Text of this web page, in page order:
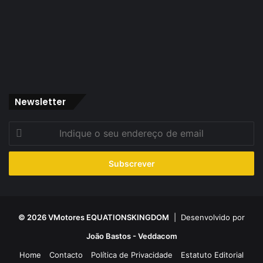
Newsletter
seu
de
© 2026 VMotores EQUATIONSKINGDOM | Desenvolvido por
João Bastos - Veddacom
Home
Contacto Política de Privacidade Estatuto Editorial